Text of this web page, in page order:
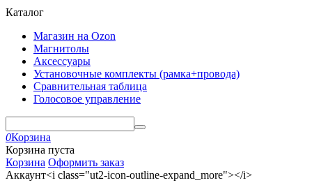
Каталог
Магазин на Ozon
Магнитолы
Аксессуары
Установочные комплекты (рамка+провода)
Сравнительная таблица
Голосовое управление
0Корзина
Корзина пуста
Корзина Оформить заказ
Аккаунт<i class="ut2-icon-outline-expand_more"></i>